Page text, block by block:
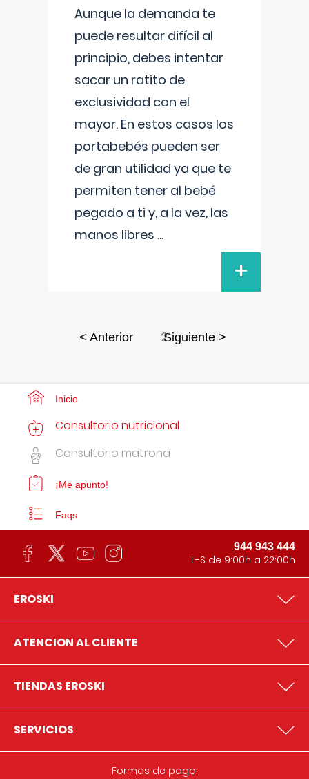
Aunque la demanda te
puede resultar difícil al
principio, debes intentar
sacar un ratito de
exclusividad con el
mayor. En estos casos los
portabebés pueden ser
de gran utilidad ya que te
permiten tener al bebé
pegado a ti y, a la vez, las
manos libres ...
+
< Anterior 2Siguiente >
Inicio
Consultorio nutricional
Consultorio matrona
¡Me apunto!
Faqs
944 943 444
L-S de 9:00h a 22:00h
EROSKI
ATENCION AL CLIENTE
TIENDAS EROSKI
SERVICIOS
Formas de pago: